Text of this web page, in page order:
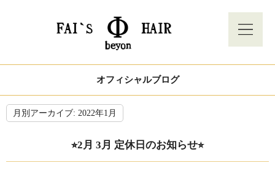
オフィシャルブログ
月別アーカイブ: 2022年1月
⭐︎2月 3月 定休日のお知らせ⭐︎